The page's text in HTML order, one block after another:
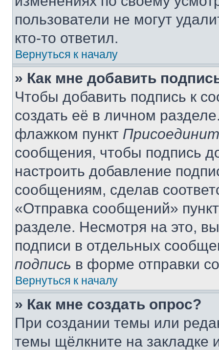
пользователи не могут
кто-то ответил.
Вернуться к началу
» Как мне добавить
Чтобы добавить подпись к
создать её в личном
флажком пункт
сообщения, чтобы подпись
настроить добавление
сообщениям, сделав
«Отправка сообщений»
разделе. Несмотря на это,
подписи в отдельных
подпись в форме отправки
Вернуться к началу
» Как мне создать опрос?
При создании темы или
темы щёлкните на